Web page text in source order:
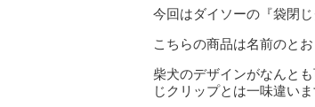
今回はダイソーの『袋閉
こちらの商品は名前のと
柴犬のデザインがなんと
じクリップとは一味違いま